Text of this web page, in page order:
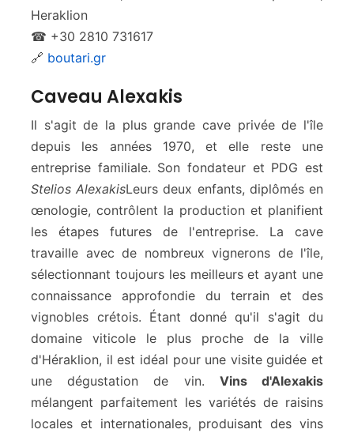
Heraklion
☎ +30 2810 731617
🔗 boutari.gr
Caveau Alexakis
Il s'agit de la plus grande cave privée de l'île
depuis les années 1970, et elle reste une
entreprise familiale. Son fondateur et PDG est
Stelios AlexakisLeurs deux enfants, diplômés en
œnologie, contrôlent la production et planifient
les étapes futures de l'entreprise. La cave
travaille avec de nombreux vignerons de l'île,
sélectionnant toujours les meilleurs et ayant une
connaissance approfondie du terrain et des
vignobles crétois. Étant donné qu'il s'agit du
domaine viticole le plus proche de la ville
d'Héraklion, il est idéal pour une visite guidée et
une dégustation de vin. Vins d'Alexakis
mélangent parfaitement les variétés de raisins
locales et internationales, produisant des vins